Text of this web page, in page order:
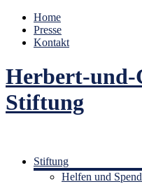
Home
Presse
Kontakt
Herbert-und-
Stiftung
Stiftung
Helfen und